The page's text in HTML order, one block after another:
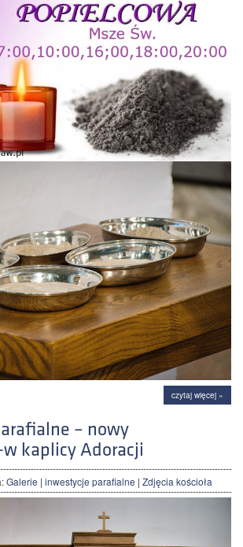
czytaj więcej »
– nowy
kaplicy Adoracji
Galerie | inwestycje parafialne | Zdjęcia kościoła